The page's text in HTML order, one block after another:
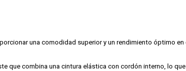
una comodidad superior y un rendimiento óptimo
que combina una cintura elástica con cordón interno, lo